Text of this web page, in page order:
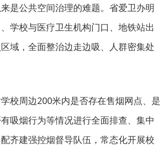
是公共空间治理的难题。省爱卫办明
学校与医疗卫生机构门口、地铁站出
域，全面整治边走边吸、人群密集处
校周边200米内是否存在售烟网点、是
吸烟行为等情况进行全面排查、集中
齐建强控烟督导队伍，常态化开展校